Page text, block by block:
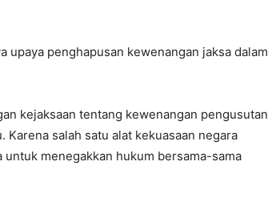
upaya penghapusan kewenangan jaksa dalam
kejaksaan tentang kewenangan pengusutan
salah satu alat kekuasaan negara
menegakkan hukum bersama-sama